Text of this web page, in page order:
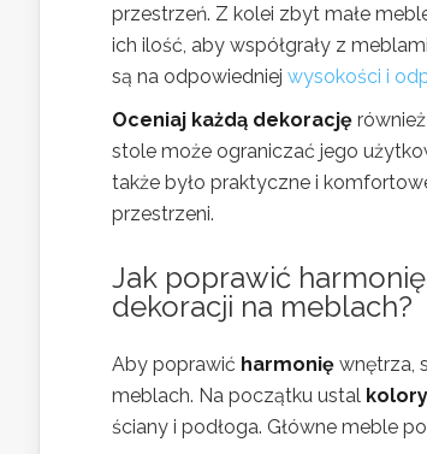
przestrzeń. Z kolei zbyt małe
ich ilość, aby współgrały z
są na odpowiedniej wysokości i
Oceniaj każdą dekorację
stole może ograniczać jego
także było praktyczne i
przestrzeni.
Jak poprawić
dekoracji na meblach?
Aby poprawić harmonię wnętrza,
meblach. Na początku ustal
ściany i podłoga. Główne meble